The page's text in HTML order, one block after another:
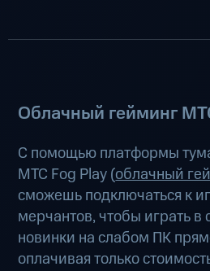
Облачный гейминг
С помощью платформы
МТС Fog Play (облачный
сможешь подключаться к
мерчантов, чтобы играть
новинки на слабом ПК
оплачивая только